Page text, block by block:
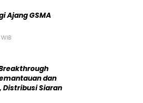
Ajang GSMA
dan
Distribusi Siaran